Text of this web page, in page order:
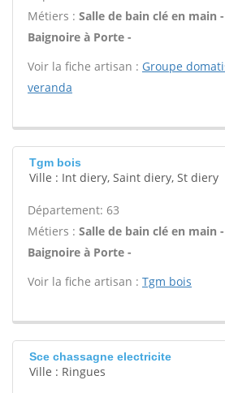
Métiers : Salle de bain clé en main
Baignoire à Porte -
Voir la fiche artisan : Groupe
veranda
Tgm bois
Ville : Int diery, Saint diery, St diery
Département: 63
Métiers : Salle de bain clé en main
Baignoire à Porte -
Voir la fiche artisan : Tgm bois
Sce chassagne electricite
Ville : Ringues